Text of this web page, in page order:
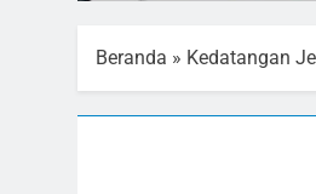
Beranda » Kedatangan